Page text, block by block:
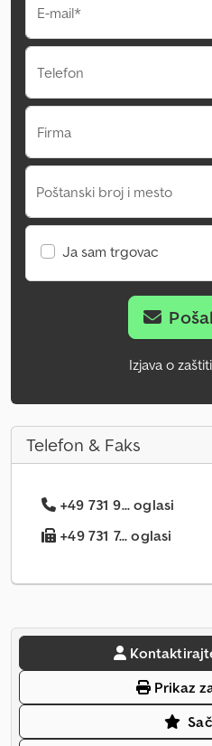
E-mail*
Telefon
Firma
Poštanski broj i mesto
Ja sam trgovac
Izjava o
Telefon & Faks
+49 731 9... oglasi
+49 731 7... oglasi
Prikaz